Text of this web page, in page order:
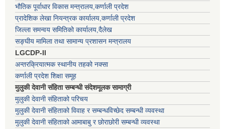
भौतिक पूर्वाधार विकास मन्त्रालय,कर्णाली प्रदेश
प्रादेशिक लेखा नियन्त्रक कार्यालय,कर्णाली प्रदेश
जिल्ला समन्वय समितिको कार्यालय,दैलेख
सङ्घीय मामिला तथा सामान्य प्रशासन मन्त्रालय
LGCDP-II
अन्तरक्रियात्मक स्थानीय तहको नक्सा
कर्णाली प्रदेश शिक्षा समूह
मुलुकी देवानी संहिता सम्बन्धी संदेशमूलक सामाग्री
मुलुकी देवानी संहिताको परिचय
मुलुकी देवानी संहिताको विवाह र सम्बन्धविच्छेद सम्बन्धी व्यवस्था
मुलुकी देवानी संहिताको आमाबाबु र छोराछोरी सम्बन्धी व्यवस्था